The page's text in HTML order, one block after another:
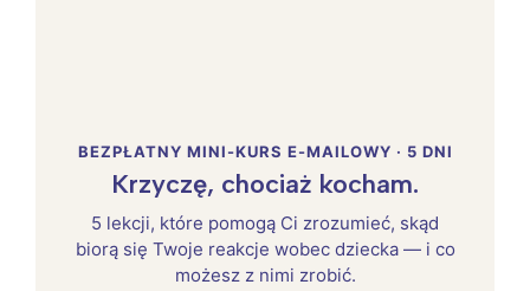
BEZPŁATNY MINI-KURS E-MAILOWY · 5 DNI
Krzyczę, chociaż kocham.
5 lekcji, które pomogą Ci zrozumieć, skąd
biorą się Twoje reakcje wobec dziecka — i co
możesz z nimi zrobić.